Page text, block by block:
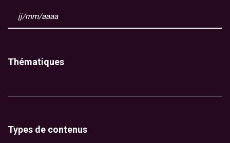
Thématiques
Types de contenus